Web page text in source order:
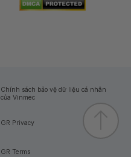
Chính sách bảo vệ dữ liệu cá nhân
của Vinmec
GR Privacy
GR Terms